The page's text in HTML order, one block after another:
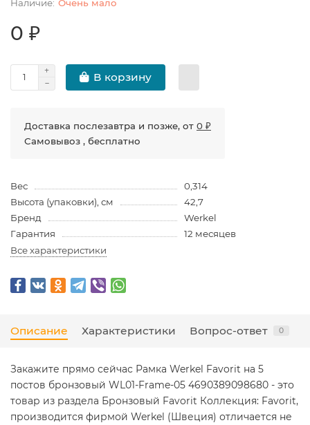
Очень мало
0 ₽
В корзину
Доставка послезавтра и позже, от 0 ₽
Самовывоз , бесплатно
Вес
0,314
Высота (упаковки), см
42,7
Бренд
Werkel
Гарантия
12 месяцев
Все характеристики
Описание Характеристики Вопрос-ответ 0
Закажите прямо сейчас Рамка Werkel Favorit на 5
постов бронзовый WL01-Frame-05 4690389098680 - это
товар из раздела Бронзовый Favorit Коллекция: Favorit,
производится фирмой Werkel (Швеция) отличается не